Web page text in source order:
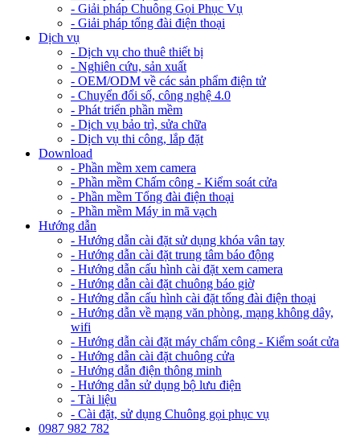
- Giải pháp Chuông Gọi Phục Vụ
- Giải pháp tổng đài điện thoại
Dịch vụ
- Dịch vụ cho thuê thiết bị
- Nghiên cứu, sản xuất
- OEM/ODM về các sản phẩm điện tử
- Chuyển đổi số, công nghệ 4.0
- Phát triển phần mềm
- Dịch vụ bảo trì, sửa chữa
- Dịch vụ thi công, lắp đặt
Download
- Phần mềm xem camera
- Phần mềm Chấm công - Kiểm soát cửa
- Phần mềm Tổng đài điện thoại
- Phần mềm Máy in mã vạch
Hướng dẫn
- Hướng dẫn cài đặt sử dụng khóa vân tay
- Hướng dẫn cài đặt trung tâm báo động
- Hướng dẫn cấu hình cài đặt xem camera
- Hướng dẫn cài đặt chuông báo giờ
- Hướng dẫn cấu hình cài đặt tổng đài điện thoại
- Hướng dẫn về mạng văn phòng, mạng không dây,
wifi
- Hướng dẫn cài đặt máy chấm công - Kiểm soát cửa
- Hướng dẫn cài đặt chuông cửa
- Hướng dẫn điện thông minh
- Hướng dẫn sử dụng bộ lưu điện
- Tài liệu
- Cài đặt, sử dụng Chuông gọi phục vụ
0987 982 782